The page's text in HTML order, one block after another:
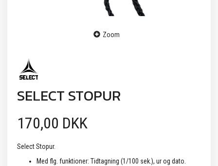
Zoom
SELECT STOPUR
170,00 DKK
Select Stopur.
Med flg. funktioner: Tidtagning (1/100 sek.), ur og dato.